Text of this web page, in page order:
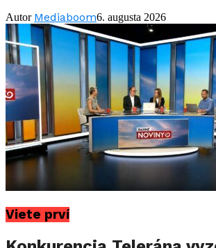
Autor Mediaboom6. augusta 2026
Viete prví